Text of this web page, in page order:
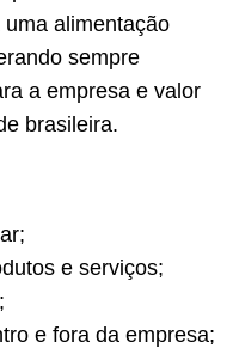
alimentação
sempre
a empresa e valor
brasileira.
e serviços;
e fora da empresa;